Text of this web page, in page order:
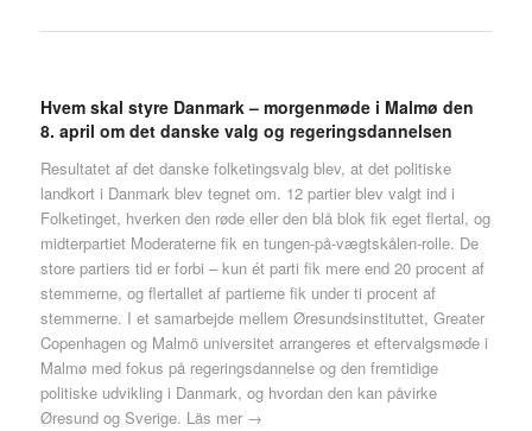
Hvem skal styre Danmark – morgenmøde i Malmø den
8. april om det danske valg og regeringsdannelsen
Resultatet af det danske folketingsvalg blev, at det politiske
landkort i Danmark blev tegnet om. 12 partier blev valgt ind i
Folketinget, hverken den røde eller den blå blok fik eget flertal, og
midterpartiet Moderaterne fik en tungen-på-vægtskålen-rolle. De
store partiers tid er forbi – kun ét parti fik mere end 20 procent af
stemmerne, og flertallet af partierne fik under ti procent af
stemmerne. I et samarbejde mellem Øresundsinstituttet, Greater
Copenhagen og Malmö universitet arrangeres et eftervalgsmøde i
Malmø med fokus på regeringsdannelse og den fremtidige
politiske udvikling i Danmark, og hvordan den kan påvirke
Øresund og Sverige. Läs mer →